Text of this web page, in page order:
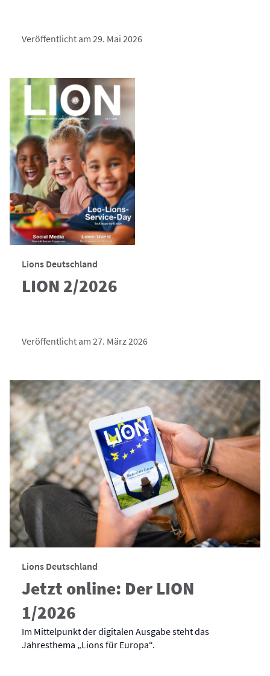
Veröffentlicht am 29. Mai 2026
Lions Deutschland
LION 2/2026
Veröffentlicht am 27. März 2026
Lions Deutschland
Jetzt online: Der LION
1/2026
Im Mittelpunkt der digitalen Ausgabe steht das
Jahresthema „Lions für Europa“.